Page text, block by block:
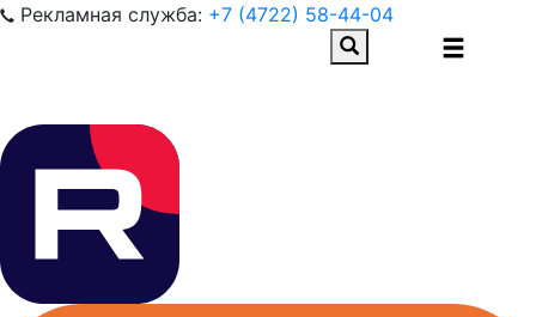
Рекламная служба: +7 (4722) 58-44-04